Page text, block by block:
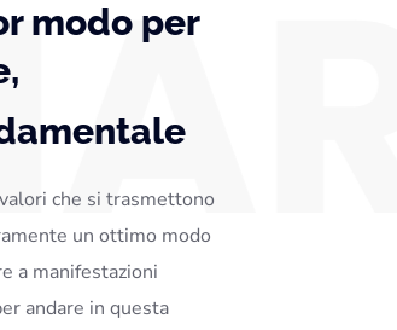
modo per
che si trasmettono
un ottimo modo
a manifestazioni
andare in questa